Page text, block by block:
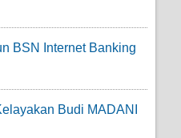
BSN Internet Banking
Budi MADANI